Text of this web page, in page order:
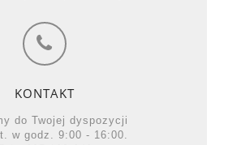
KONTAKT
do Twojej dyspozycji
w godz. 9:00 - 16:00.